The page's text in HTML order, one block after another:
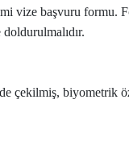
vize başvuru formu.
çekilmiş, biyometrik